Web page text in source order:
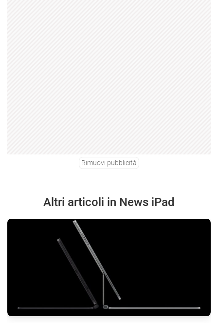
Rimuovi pubblicità
Altri articoli in News iPad